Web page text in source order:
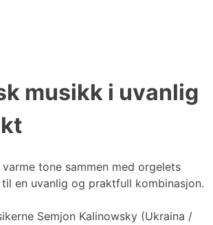
musikk i uvanlig
tone sammen med orgelets
en uvanlig og praktfull kombinasjon.
Semjon Kalinowsky (Ukraina /